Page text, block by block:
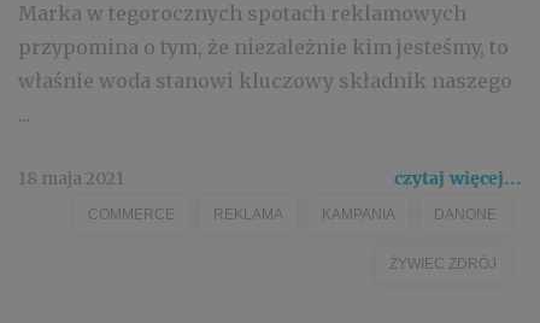
Marka w tegorocznych spotach reklamowych
przypomina o tym, że niezależnie kim jesteśmy, to
właśnie woda stanowi kluczowy składnik naszego
...
18 maja 2021 czytaj więcej...
COMMERCE REKLAMA KAMPANIA DANONE
ŻYWIEC ZDRÓJ